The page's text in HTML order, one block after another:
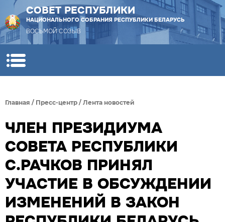
СОВЕТ РЕСПУБЛИКИ
НАЦИОНАЛЬНОГО СОБРАНИЯ РЕСПУБЛИКИ БЕЛАРУСЬ
ВОСЬМОЙ СОЗЫВ
Главная / Пресс-центр / Лента новостей
ЧЛЕН ПРЕЗИДИУМА
СОВЕТА РЕСПУБЛИКИ
С.РАЧКОВ ПРИНЯЛ
УЧАСТИЕ В ОБСУЖДЕНИИ
ИЗМЕНЕНИЙ В ЗАКОН